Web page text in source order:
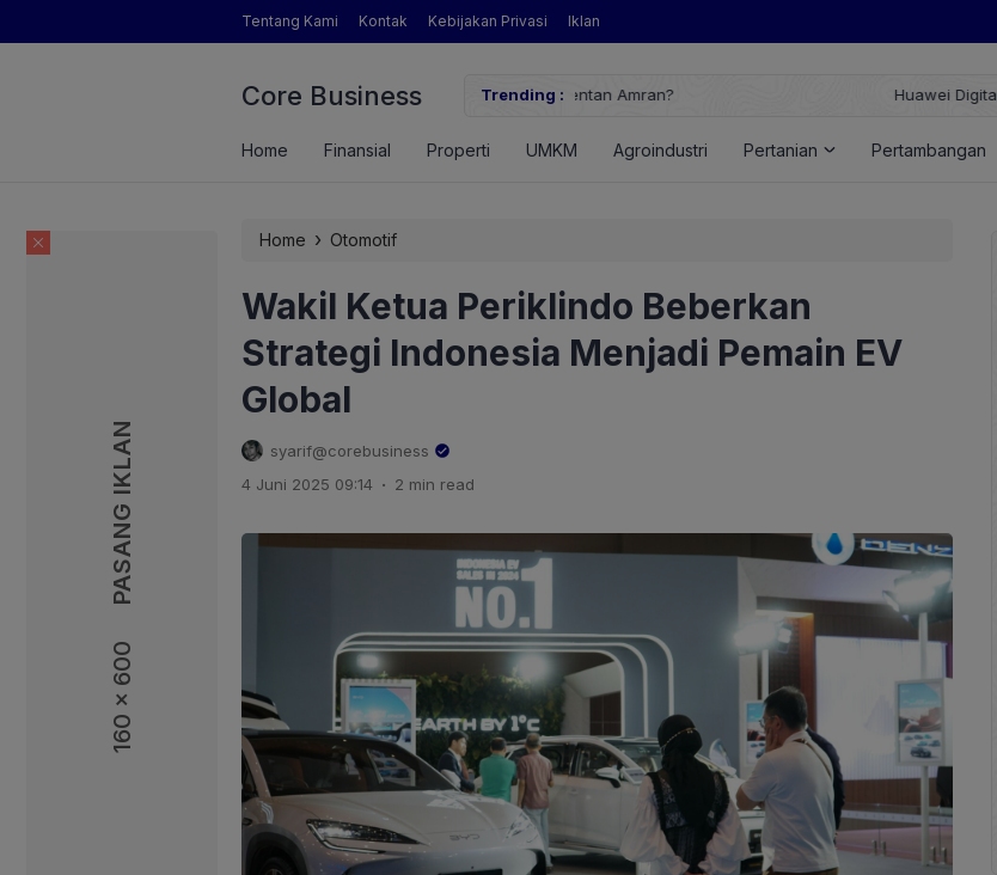
160 x 600
PASANG IKLAN
Tentang Kami Kontak Kebijakan Privasi Iklan
Core Business Trending :
Pertanian yang Dimaksud Mentan Amran?
Huawei Digital Power Dorong Indonesia Menuju
Home Finansial Properti UMKM Agroindustri Pertanian Pertambangan
160 x 600
PASANG IKLAN
Home › Otomotif
Wakil Ketua Periklindo Beberkan
Strategi Indonesia Menjadi Pemain EV
Global
syarif@corebusiness
4 Juni 2025 09:14 . 2 min read